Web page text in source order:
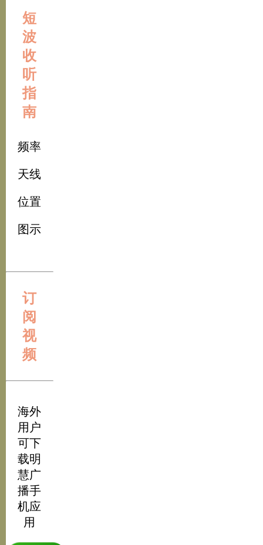
短
波
收
听
指
南
频率
天线
位置
图示
订
阅
视
频
海外
用户
可下
载明
慧广
播手
机应
用